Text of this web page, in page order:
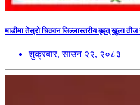
माडीमा तेस्रो चितवन जिल्लास्तरीय बृहत् खुला तीज
शुक्रबार, साउन २२, २०८३